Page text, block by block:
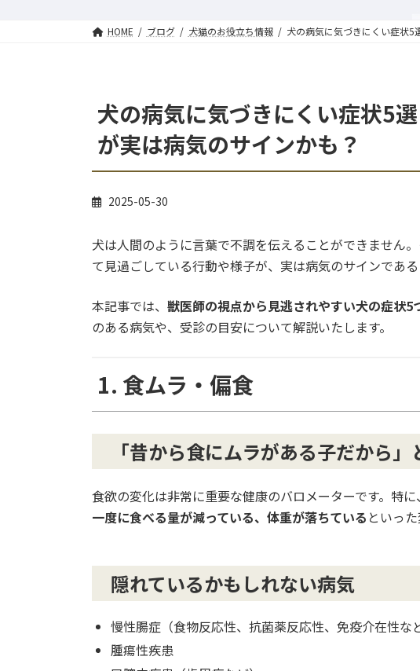
HOME ブログ 犬猫のお役立ち情報 犬の病気に気づきにくい症状5
犬の病気に気づきにくい症状5
が実は病気のサインかも？
2025-05-30
犬は人間のように言葉で不調を伝えることができません
て見過ごしている行動や様子が、実は病気のサインである
本記事では、 獣医師の視点から見逃されやすい犬の症状5
のある病気や、受診の目安について解説いたします。
1. 食ムラ・偏食
「昔から食にムラがある子だから
食欲の変化は非常に重要な健康のバロメーターです。特
一度に食べる量が減っている、体重が落ちている といっ
隠れているかもしれない病気
慢性腸症（食物反応性、抗菌薬反応性、免疫介在性など
腫瘍性疾患